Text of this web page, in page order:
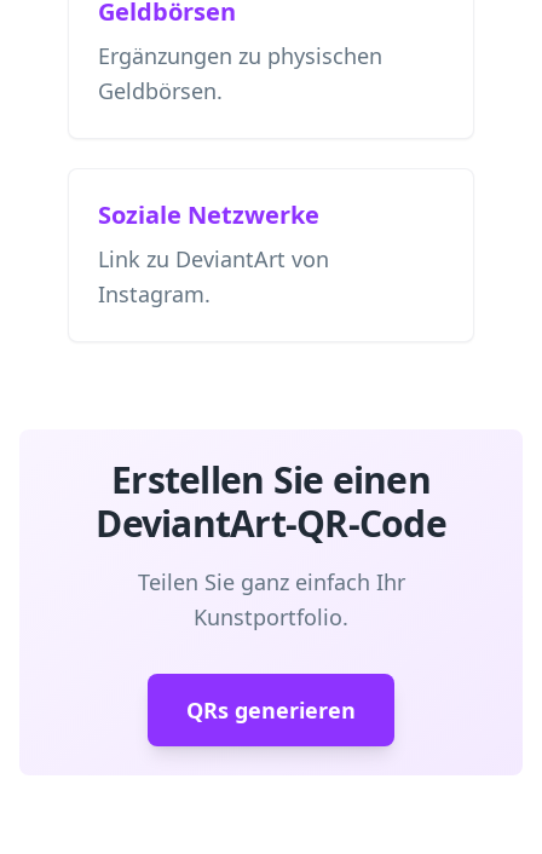
Geldbörsen
Ergänzungen zu physischen
Geldbörsen.
Soziale Netzwerke
Link zu DeviantArt von
Instagram.
Erstellen Sie einen
DeviantArt-QR-Code
Teilen Sie ganz einfach Ihr
Kunstportfolio.
QRs generieren